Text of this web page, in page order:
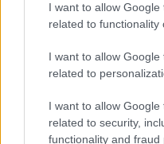
I want to allow
related to functionality
I want to allow
related to
I want to allow
related to security,
functionality and